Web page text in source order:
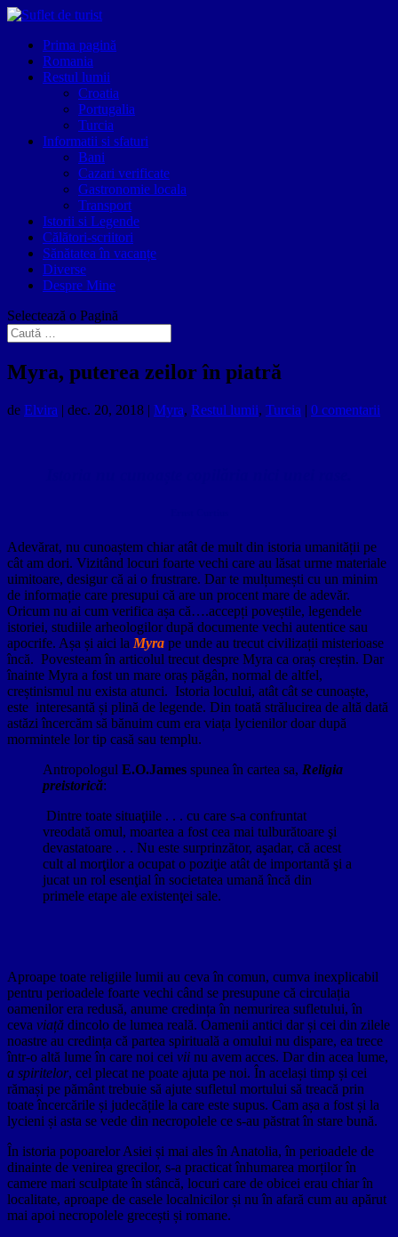
Prima pagină
Romania
Restul lumii
Croatia
Portugalia
Turcia
Informatii si sfaturi
Bani
Cazari verificate
Gastronomie locala
Transport
Istorii si Legende
Călători-scriitori
Sănătatea în vacanțe
Diverse
Despre Mine
Selectează o Pagină
Myra, puterea zeilor în piatră
de Elvira | dec. 20, 2018 | Myra, Restul lumii, Turcia | 0 comentarii
Adevărat, nu cunoaștem chiar atât de mult din istoria umanității pe
cât am dori. Vizitând locuri foarte vechi care au lăsat urme materiale
uimitoare, desigur că ai o frustrare. Dar te mulțumești cu un minim
de informație care presupui că are un procent mare de adevăr.
Oricum nu ai cum verifica așa că….accepți poveștile, legendele
istoriei, studiile arheologilor după documente vechi autentice sau
apocrife. Așa și aici laMyra pe unde au trecut civilizații misterioase
încă. Povesteam în articolul trecut despre Myra ca oraș creștin. Dar
înainte Myra a fost un mare oraș păgân, normal de altfel,
creștinismul nu exista atunci. Istoria locului, atât cât se cunoaște,
este interesantă și plină de legende. Din toată strălucirea de altă dată
astăzi încercăm să bănuim cum era viața lycienilor doar după
mormintele lor tip casă sau templu.
Antropologul E.O.James spunea în cartea sa, Religia
preistorică:
Dintre toate situaţiile . . . cu care s-a confruntat
vreodată omul, moartea a fost cea mai tulburătoare şi
devastatoare . . . Nu este surprinzător, aşadar, că acest
cult al morţilor a ocupat o poziţie atât de importantă şi a
jucat un rol esenţial în societatea umană încă din
primele etape ale existenţei sale.
Aproape toate religiile lumii au ceva în comun, cumva inexplicabil
pentru perioadele foarte vechi când se presupune că circulația
oamenilor era redusă, anume credința în nemurirea sufletului, în
ceva viață dincolo de lumea reală. Oamenii antici dar și cei din zilele
noastre au credința că partea spirituală a omului nu dispare, ea trece
într-o altă lume în care noi cei vii nu avem acces. Dar din acea lume,
a spiritelor, cel plecat ne poate ajuta pe noi. În același timp și cei
rămași pe pământ trebuie să ajute sufletul mortului să treacă prin
toate încercările și judecățile la care este supus. Cam așa a fost și la
lycieni și asta se vede din necropolele ce s-au păstrat în stare bună.
În istoria popoarelor Asiei și mai ales în Anatolia, în perioadele de
dinainte de venirea grecilor, s-a practicat înhumarea morților în
camere mari sculptate în stâncă, locuri care de obicei erau chiar în
localitate, aproape de casele localnicilor și nu în afară cum au apărut
mai apoi necropolele grecești și romane.